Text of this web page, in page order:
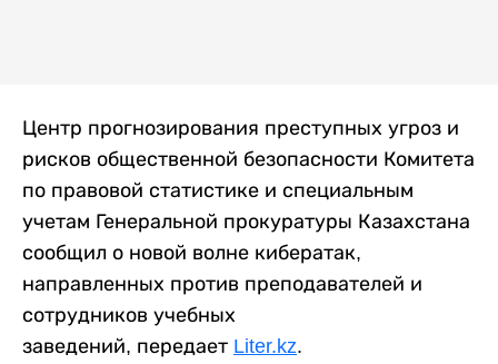
Центр прогнозирования преступных угроз и
рисков общественной безопасности Комитета
по правовой статистике и специальным
учетам Генеральной прокуратуры Казахстана
сообщил о новой волне кибератак,
направленных против преподавателей и
сотрудников учебных
заведений, передает Liter.kz.